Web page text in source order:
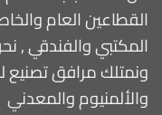
القطاعين العام
المكتبي والفندقي
ونمتلك مرافق تصنيع
والألمنيوم والمعدني